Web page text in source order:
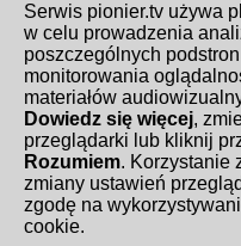
Serwis pionier.tv używa
w celu prowadzenia
poszczególnych
monitorowania
materiałów
Dowiedz się więcej,
przeglądarki lub kliknij
Rozumiem. Korzystanie
zmiany ustawień
zgodę na
cookie.